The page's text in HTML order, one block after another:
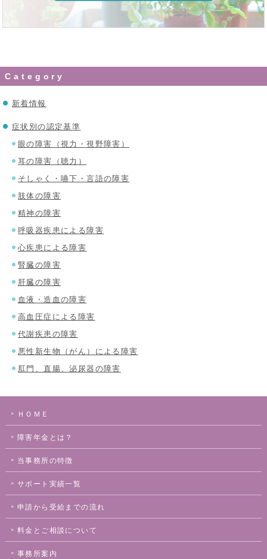
Category
新着情報
症状別の認定基準
眼の障害（視力・視野障害）
耳の障害（聴力）
そしゃく・嚥下・言語の障害
肢体の障害
精神の障害
呼吸器疾患による障害
心疾患による障害
腎臓の障害
肝臓の障害
血液・造血の障害
高血圧症による障害
代謝疾患の障害
悪性新生物（がん）による障害
肛門、直腸、泌尿器の障害
ＨＯＭＥ
障害年金とは？
当事務所の特徴
サポート実績一覧
申請から受給までの流れ
料金とご相談について
事務所案内